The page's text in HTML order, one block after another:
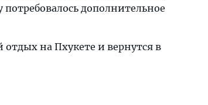
дополнительное
на Пхукете и вернутся в